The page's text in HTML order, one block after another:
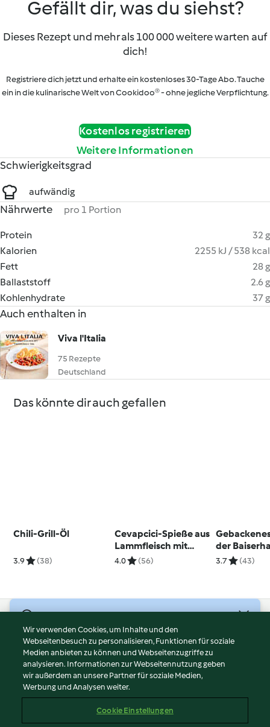
Gefällt dir, was du siehst?
Dieses Rezept und mehr als 100 000 weitere warten auf
dich!
Registriere dich jetzt und erhalte ein kostenloses 30-Tage Abo. Tauche
ein in die kulinarische Welt von Cookidoo® - ohne jegliche Verpflichtung.
Kostenlos registrieren
Weitere Informationen
Schwierigkeitsgrad
aufwändig
Nährwerte pro 1 Portion
Protein
32 g
Kalorien
2255 kJ / 538 kcal
Fett
28 g
Ballaststoff
2.6 g
Kohlenhydrate
37 g
Auch enthalten in
Viva l'Italia
75 Rezepte
Deutschland
Das könnte dir auch gefallen
Chili-Grill-Öl
3.9 (38)
Cevapcici-Spieße aus
Lammfleisch mit
Fetadip
4.0 (56)
der
3.7 (43)
Nutzungsbedingungen
Datenschutzrichtlinien
Disclaimer
Impressum
Inhalt melden
Wir verwenden Cookies, um Inhalte und den
Webseitenbesuch zu personalisieren, Funktionen für soziale
Medien anbieten zu können und Webseitenzugriffe zu
analysieren. Informationen zur Webseitennutzung geben
wir außerdem an unsere Partner für soziale Medien,
Werbung und Analysen weiter.
Cookie Einstellungen